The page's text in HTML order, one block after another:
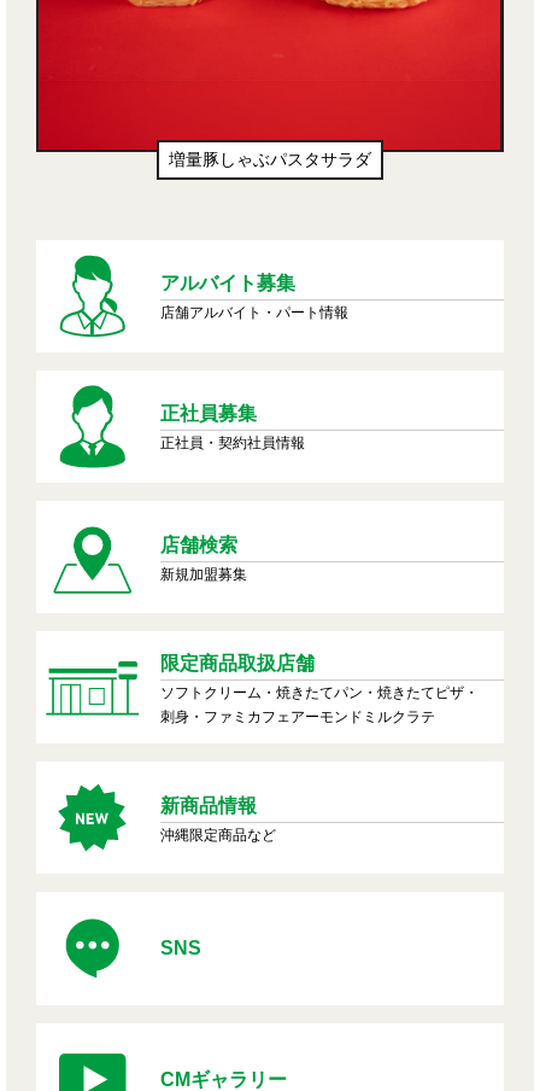
増量豚しゃぶパスタサラダ
アルバイト募集
店舗アルバイト・パート情報
正社員募集
正社員・契約社員情報
店舗検索
新規加盟募集
限定商品取扱店舗
ソフトクリーム・焼きたてパン・焼きたてピザ・
刺身・ファミカフェアーモンドミルクラテ
新商品情報
沖縄限定商品など
SNS
CMギャラリー